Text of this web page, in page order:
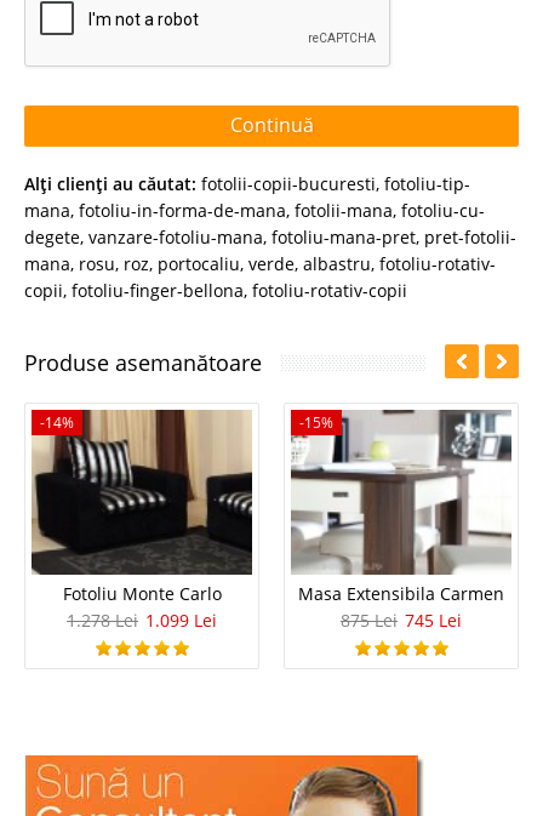
Continuă
Alţi clienţi au căutat: fotolii-copii-bucuresti, fotoliu-tip-
mana, fotoliu-in-forma-de-mana, fotolii-mana, fotoliu-cu-
degete, vanzare-fotoliu-mana, fotoliu-mana-pret, pret-fotolii-
mana, rosu, roz, portocaliu, verde, albastru, fotoliu-rotativ-
copii, fotoliu-finger-bellona, fotoliu-rotativ-copii
Produse asemanătoare
-14%
Fotoliu Monte Carlo
1.278 Lei 1.099 Lei
-15%
Masa Extensibila Carmen
875 Lei 745 Lei